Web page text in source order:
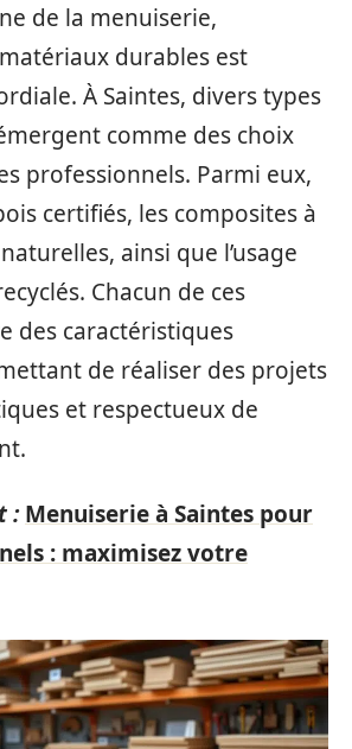
de la menuiserie,
durables est
À Saintes, divers types
comme des choix
professionnels. Parmi eux,
certifiés, les composites à
ainsi que l’usage
Chacun de ces
des caractéristiques
de réaliser des projets
et respectueux de
: Menuiserie à Saintes pour
: maximisez votre